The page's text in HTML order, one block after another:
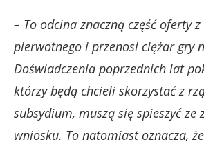
– To odcina znaczną część oferty
pierwotnego i przenosi ciężar gry
Doświadczenia poprzednich lat
którzy będą chcieli skorzystać z
subsydium, muszą się spieszyć ze
wniosku. To natomiast oznacza,